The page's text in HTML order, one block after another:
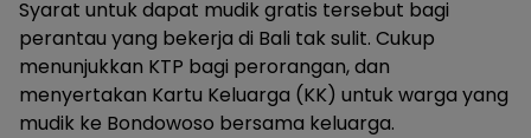
Syarat untuk dapat mudik gratis tersebut bagi
perantau yang bekerja di Bali tak sulit. Cukup
menunjukkan KTP bagi perorangan, dan
menyertakan Kartu Keluarga (KK) untuk warga yang
mudik ke Bondowoso bersama keluarga.